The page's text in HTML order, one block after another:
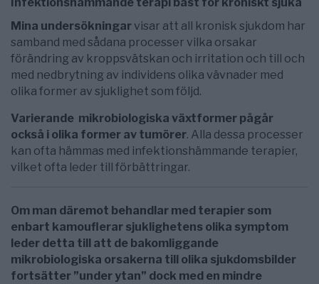
Mina undersökningar visar att all kronisk sjukdom har
samband med sådana processer vilka orsakar
förändring av kroppsvätskan och irritation och till och
med nedbrytning av individens olika vävnader med
olika former av sjuklighet som följd.
Varierande mikrobiologiska växtformer pågår
också i olika former av tumörer. Alla dessa processer
kan ofta hämmas med infektionshämmande terapier,
vilket ofta leder till förbättringar.
Om man däremot behandlar med terapier som
enbart kamouflerar sjuklighetens olika symptom
leder detta till att de bakomliggande
mikrobiologiska orsakerna till olika sjukdomsbilder
fortsätter ”under ytan” dock med en mindre